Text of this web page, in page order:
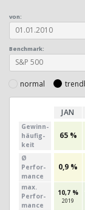
Benchmark:
von:
normal
JAN
Gewinn­
häufig­
keit
65 %
Ø
Perfor­
mance
0,9 %
max.
Per­for­
mance
10,7 %
2019